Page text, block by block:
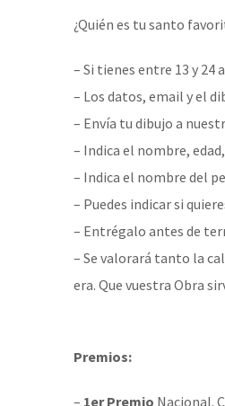
¿Quién es tu santo
– Si tienes entre 13 y
– Los datos, email y el
– Envía tu dibujo a
– Indica el nombre,
– Indica el nombre del
– Puedes indicar si
– Entrégalo antes de
– Se valorará tanto la
era. Que vuestra Obra
Premios:
– 1er Premio Nacional.